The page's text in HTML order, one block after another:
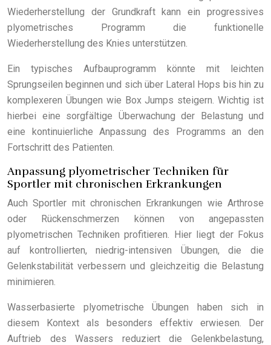
Wiederherstellung der Grundkraft kann ein progressives
plyometrisches Programm die funktionelle
Wiederherstellung des Knies unterstützen.
Ein typisches Aufbauprogramm könnte mit leichten
Sprungseilen beginnen und sich über Lateral Hops bis hin zu
komplexeren Übungen wie Box Jumps steigern. Wichtig ist
hierbei eine sorgfältige Überwachung der Belastung und
eine kontinuierliche Anpassung des Programms an den
Fortschritt des Patienten.
Anpassung plyometrischer Techniken für
Sportler mit chronischen Erkrankungen
Auch Sportler mit chronischen Erkrankungen wie Arthrose
oder Rückenschmerzen können von angepassten
plyometrischen Techniken profitieren. Hier liegt der Fokus
auf kontrollierten, niedrig-intensiven Übungen, die die
Gelenkstabilität verbessern und gleichzeitig die Belastung
minimieren.
Wasserbasierte plyometrische Übungen haben sich in
diesem Kontext als besonders effektiv erwiesen. Der
Auftrieb des Wassers reduziert die Gelenkbelastung,